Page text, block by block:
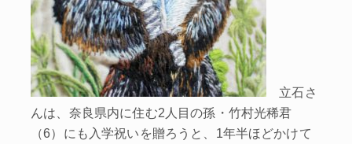
立石さ
んは、奈良県内に住む2人目の孫・竹村光稀君
（6）にも入学祝いを贈ろうと、1年半ほどかけて